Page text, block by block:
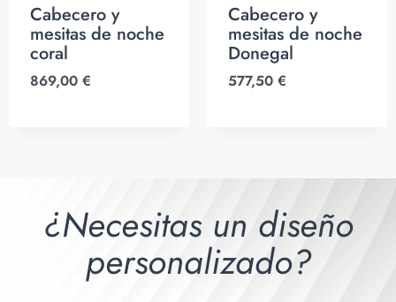
Cabecero y
mesitas de noche
coral
869,00 €
Cabecero y
mesitas de noche
Donegal
577,50 €
¿Necesitas un diseño
personalizado?